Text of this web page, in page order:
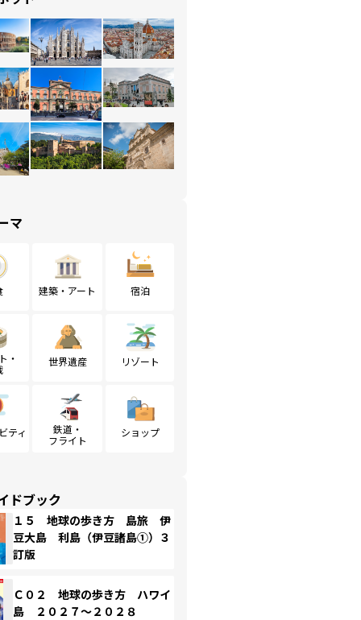
マ
建築・アート 宿泊
・
世界遺産 リゾート
ティ
鉄道・
フライト
ショップ
ドブック
１５ 地球の歩き方 島旅 伊
豆大島 利島（伊豆諸島①）３
訂版
Ｃ０２ 地球の歩き方 ハワイ
島 ２０２７～２０２８